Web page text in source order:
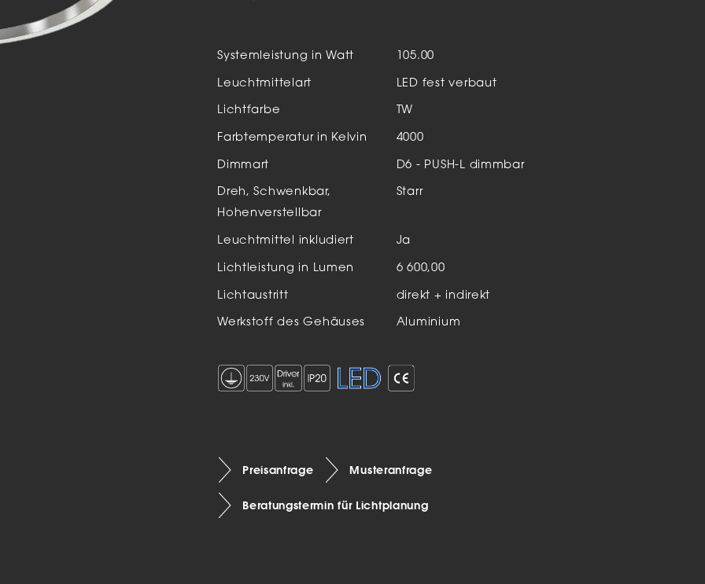
Schienensysteme
Einbauleuchten
Systemleistung in Watt 105.00
Leuchtmittelart LED fest verbaut
Lichtfarbe TW
Farbtemperatur in Kelvin 4000
Dimmart D6 - PUSH-L dimmbar
Dreh, Schwenkbar,
Hohenverstellbar
Starr
Leuchtmittel inkludiert Ja
Lichtleistung in Lumen 6 600,00
Lichtaustritt direkt + indirekt
Werkstoff des Gehäuses Aluminium
Preisanfrage Musteranfrage
Beratungstermin für Lichtplanung